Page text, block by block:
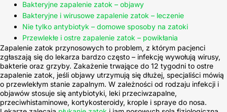
Bakteryjne zapalenie zatok – objawy
Bakteryjne i wirusowe zapalenie zatok – leczenie
Nie tylko antybiotyk – domowe sposoby na zatoki
Przewlekłe i ostre zapalenie zatok – powikłania
Zapalenie zatok przynosowych to problem, z którym pacjenci
zgłaszają się do lekarza bardzo często – infekcję wywołują wirusy,
bakterie oraz grzyby. Zakażenie trwające do 12 tygodni to ostre
zapalenie zatok, jeśli objawy utrzymują się dłużej, specjaliści mówią
o przewlekłym stanie zapalnym. W zależności od rodzaju infekcji i
objawów stosuje się antybiotyki, leki przeciwzapalne,
przeciwhistaminowe, kortykosteroidy, krople i spraye do nosa.